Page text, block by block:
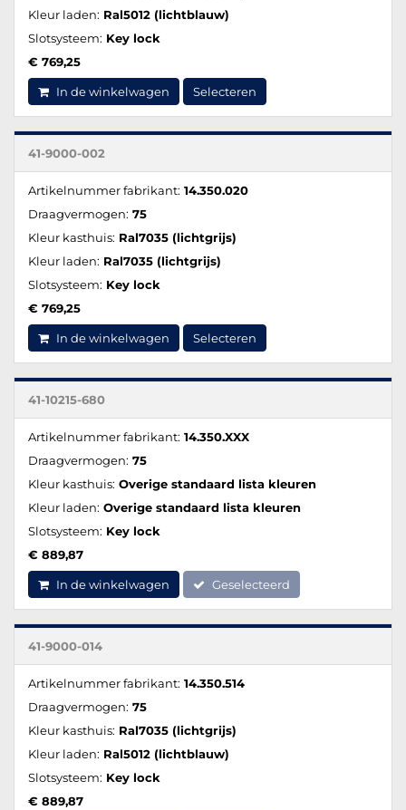
Kleur laden: Ral5012 (lichtblauw)
Slotsysteem: Key lock
€ 769,25
In de winkelwagen Selecteren
41-9000-002
Artikelnummer fabrikant: 14.350.020
Draagvermogen: 75
Kleur kasthuis: Ral7035 (lichtgrijs)
Kleur laden: Ral7035 (lichtgrijs)
Slotsysteem: Key lock
€ 769,25
In de winkelwagen Selecteren
41-10215-680
Artikelnummer fabrikant: 14.350.XXX
Draagvermogen: 75
Kleur kasthuis: Overige standaard lista kleuren
Kleur laden: Overige standaard lista kleuren
Slotsysteem: Key lock
€ 889,87
In de winkelwagen Geselecteerd
41-9000-014
Artikelnummer fabrikant: 14.350.514
Draagvermogen: 75
Kleur kasthuis: Ral7035 (lichtgrijs)
Kleur laden: Ral5012 (lichtblauw)
Slotsysteem: Key lock
€ 889,87